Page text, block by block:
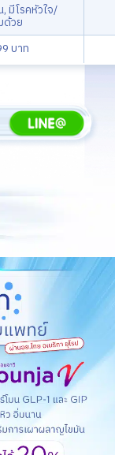
มีโรคหัวใจ/
ด้วย
บาท